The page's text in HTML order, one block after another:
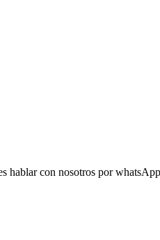
hablar con nosotros por